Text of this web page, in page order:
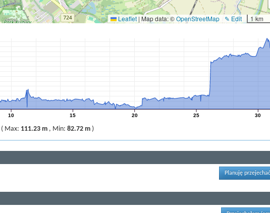
1 km
✎ Edit
Leaflet | Map data: ©OpenStreetMap
10 15 20 25 30
( Max: 111.23 m , Min: 82.72 m )
Planuję